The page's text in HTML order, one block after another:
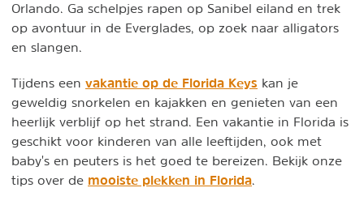
Orlando. Ga schelpjes rapen op Sanibel eiland en trek
op avontuur in de Everglades, op zoek naar alligators
en slangen.
Tijdens een vakantie op de Florida Keys kan je
geweldig snorkelen en kajakken en genieten van een
heerlijk verblijf op het strand. Een vakantie in Florida is
geschikt voor kinderen van alle leeftijden, ook met
baby's en peuters is het goed te bereizen. Bekijk onze
tips over de mooiste plekken in Florida